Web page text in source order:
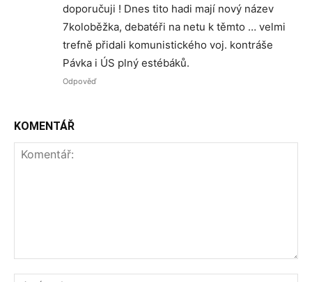
doporučuji ! Dnes tito hadi mají nový název
7koloběžka, debatéři na netu k těmto … velmi
trefně přidali komunistického voj. kontráše
Pávka i ÚS plný estébáků.
Odpověď
KOMENTÁŘ